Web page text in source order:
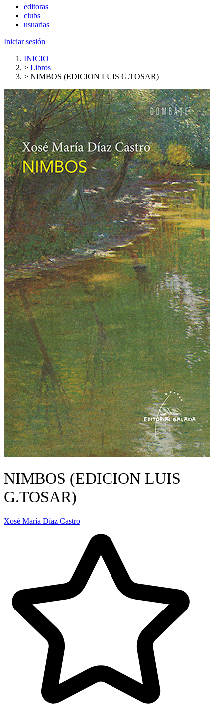
editoras
clubs
usuarias
Iniciar sesión
INICIO
> Libros
> NIMBOS (EDICION LUIS G.TOSAR)
NIMBOS (EDICION LUIS
G.TOSAR)
Xosé María Díaz Castro